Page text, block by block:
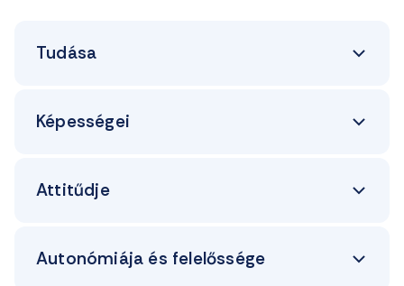
Tudása
Képességei
Attitűdje
Autonómiája és felelőssége